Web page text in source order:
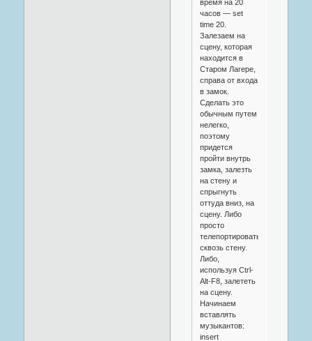
время на 20
часов — set
time 20.
Залезаем на
сцену, которая
находится в
Старом Лагере,
справа от входа
в замок.
Сделать это
обычным путем
нелегко,
поэтому
придется
пройти внутрь
замка, залезть
на стену и
спрыгнуть
оттуда вниз, на
сцену. Либо
просто
телепортироваться
сквозь стену.
Либо,
используя Ctrl-
Alt-F8, залететь
на сцену.
Начинаем
вставлять
музыкантов:
insert